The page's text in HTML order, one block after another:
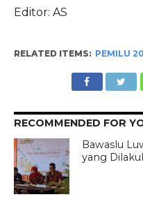
Editor: AS
RELATED ITEMS: PEMILU
RECOMMENDED FOR
Bawaslu
yang